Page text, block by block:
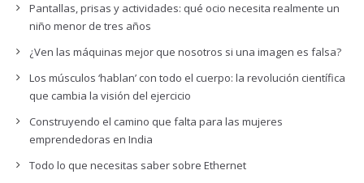
Pantallas, prisas y actividades: qué ocio necesita realmente un
niño menor de tres años
¿Ven las máquinas mejor que nosotros si una imagen es falsa?
Los músculos ‘hablan’ con todo el cuerpo: la revolución científica
que cambia la visión del ejercicio
Construyendo el camino que falta para las mujeres
emprendedoras en India
Todo lo que necesitas saber sobre Ethernet